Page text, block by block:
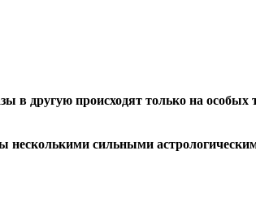
в другую происходят только на
сильными